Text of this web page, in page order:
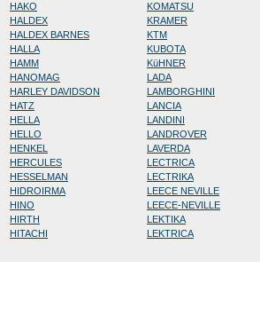
HAKO
HALDEX
HALDEX BARNES
HALLA
HAMM
HANOMAG
HARLEY DAVIDSON
HATZ
HELLA
HELLO
HENKEL
HERCULES
HESSELMAN
HIDROIRMA
HINO
HIRTH
HITACHI
KOMATSU
KRAMER
KTM
KUBOTA
KüHNER
LADA
LAMBORGHINI
LANCIA
LANDINI
LANDROVER
LAVERDA
LECTRICA
LECTRIKA
LEECE NEVILLE
LEECE-NEVILLE
LEKTIKA
LEKTRICA